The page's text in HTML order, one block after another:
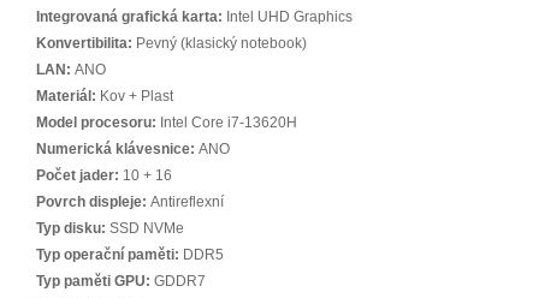
Integrovaná grafická karta: Intel UHD Graphics
Konvertibilita: Pevný (klasický notebook)
LAN: ANO
Materiál: Kov + Plast
Model procesoru: Intel Core i7-13620H
Numerická klávesnice: ANO
Počet jader: 10 + 16
Povrch displeje: Antireflexní
Typ disku: SSD NVMe
Typ operační paměti: DDR5
Typ paměti GPU: GDDR7